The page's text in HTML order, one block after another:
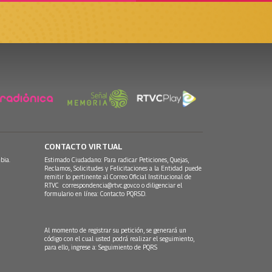
CONTACTO VIRTUAL
Estimado Ciudadano: Para radicar Peticiones, Quejas,
Reclamos, Solicitudes y Felicitaciones a la Entidad puede
remitir lo pertinente al Correo Oficial Institucional de
RTVC correspondencia@rtvc.gov.co o diligenciar el
formulario en línea: Contacto PQRSD.
Al momento de registrar su petición, se generará un
código con el cual usted podrá realizar el seguimiento,
para ello, ingrese a: Seguimiento de PQRS